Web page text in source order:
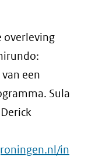
overleving
een
Sula
in